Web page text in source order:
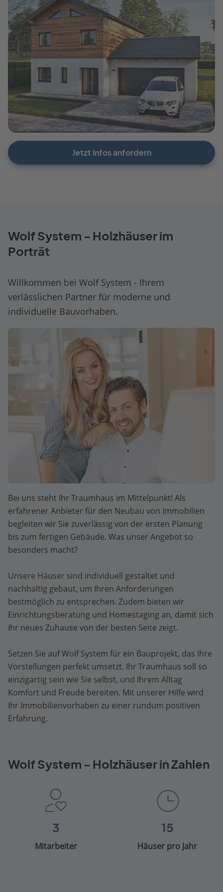
Jetzt Infos anfordern
Wolf System - Holzhäuser im
Porträt
Willkommen bei Wolf System - Ihrem
verlässlichen Partner für moderne und
individuelle Bauvorhaben.
Bei uns steht Ihr Traumhaus im Mittelpunkt! Als
erfahrener Anbieter für den Neubau von Immobilien
begleiten wir Sie zuverlässig von der ersten Planung
bis zum fertigen Gebäude. Was unser Angebot so
besonders macht?
Unsere Häuser sind individuell gestaltet und
nachhaltig gebaut, um Ihren Anforderungen
bestmöglich zu entsprechen. Zudem bieten wir
Einrichtungsberatung und Homestaging an, damit sich
Ihr neues Zuhause von der besten Seite zeigt.
Setzen Sie auf Wolf System für ein Bauprojekt, das Ihre
Vorstellungen perfekt umsetzt. Ihr Traumhaus soll so
einzigartig sein wie Sie selbst, und Ihrem Alltag
Komfort und Freude bereiten. Mit unserer Hilfe wird
Ihr Immobilienvorhaben zu einer rundum positiven
Erfahrung.
Wolf System - Holzhäuser in Zahlen
3
Mitarbeiter
15
Häuser pro Jahr